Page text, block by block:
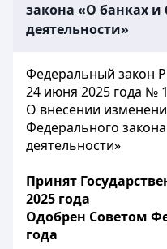
закона «О банках и
деятельности»
Федеральный закон
24 июня 2025 года №
О внесении
Федерального
деятельности»
Принят
2025 года
Одобрен Советом
года